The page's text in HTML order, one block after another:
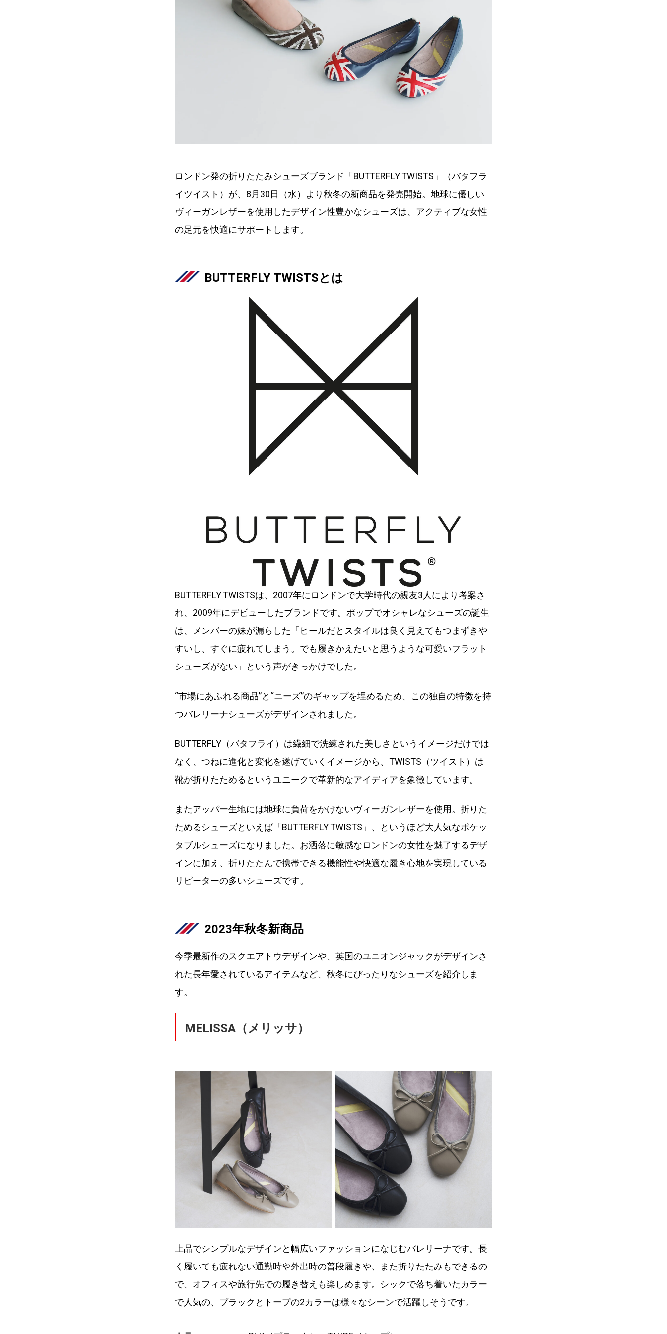
ロンドン発の折りたたみシューズブランド「BUTTERFLY TWISTS」（バタフラ
イツイスト）が、8月30日（水）より秋冬の新商品を発売開始。地球に優しい
ヴィーガンレザーを使用したデザイン性豊かなシューズは、アクティブな女性
の足元を快適にサポートします。
BUTTERFLY TWISTSとは
BUTTERFLY TWISTSは、2007年にロンドンで大学時代の親友3人により考案さ
れ、2009年にデビューしたブランドです。ポップでオシャレなシューズの誕生
は、メンバーの妹が漏らした「ヒールだとスタイルは良く見えてもつまずきや
すいし、すぐに疲れてしまう。でも履きかえたいと思うような可愛いフラット
シューズがない」という声がきっかけでした。
“市場にあふれる商品”と“ニーズ”のギャップを埋めるため、この独自の特徴を持
つバレリーナシューズがデザインされました。
BUTTERFLY（バタフライ）は繊細で洗練された美しさというイメージだけでは
なく、つねに進化と変化を遂げていくイメージから、TWISTS（ツイスト）は
靴が折りたためるというユニークで革新的なアイディアを象徴しています。
またアッパー生地には地球に負荷をかけないヴィーガンレザーを使用。折りた
ためるシューズといえば「BUTTERFLY TWISTS」、というほど大人気なポケッ
タブルシューズになりました。お洒落に敏感なロンドンの女性を魅了するデザ
インに加え、折りたたんで携帯できる機能性や快適な履き心地を実現している
リピーターの多いシューズです。
2023年秋冬新商品
今季最新作のスクエアトウデザインや、英国のユニオンジャックがデザインさ
れた長年愛されているアイテムなど、秋冬にぴったりなシューズを紹介しま
す。
MELISSA（メリッサ）
上品でシンプルなデザインと幅広いファッションになじむバレリーナです。長
く履いても疲れない通勤時や外出時の普段履きや、また折りたたみもできるの
で、オフィスや旅行先での履き替えも楽しめます。シックで落ち着いたカラー
で人気の、ブラックとトープの2カラーは様々なシーンで活躍しそうです。